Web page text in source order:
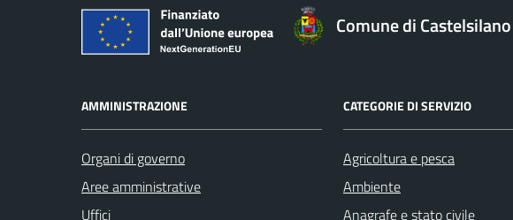
Comune di Castelsilano
AMMINISTRAZIONE
Organi di governo
Aree amministrative
Uffici
CATEGORIE DI SERVIZIO
Agricoltura e pesca
Ambiente
Anagrafe e stato civile